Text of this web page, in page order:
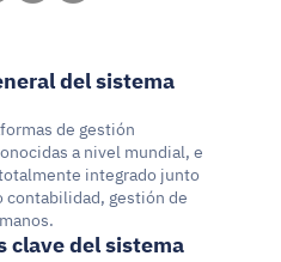
del sistema
de gestión
a nivel mundial, e
integrado junto
gestión de
clave del sistema